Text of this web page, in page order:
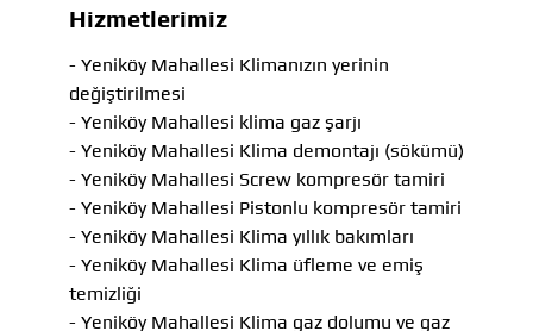
Hizmetlerimiz
- Yeniköy Mahallesi Klimanızın yerinin
değiştirilmesi
- Yeniköy Mahallesi klima gaz şarjı
- Yeniköy Mahallesi Klima demontajı (sökümü)
- Yeniköy Mahallesi Screw kompresör tamiri
- Yeniköy Mahallesi Pistonlu kompresör tamiri
- Yeniköy Mahallesi Klima yıllık bakımları
- Yeniköy Mahallesi Klima üfleme ve emiş
temizliği
- Yeniköy Mahallesi Klima gaz dolumu ve gaz